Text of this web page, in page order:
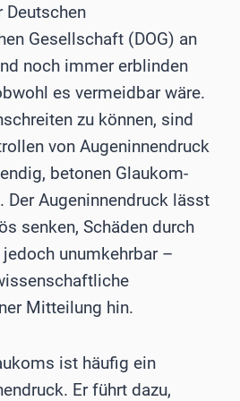
Deutschen
Gesellschaft (DOG) an
noch immer erblinden
es vermeidbar wäre.
zu können, sind
von Augeninnendruck
betonen Glaukom-
Der Augeninnendruck lässt
senken, Schäden durch
unumkehrbar –
Mitteilung hin.
ist häufig ein
Er führt dazu,